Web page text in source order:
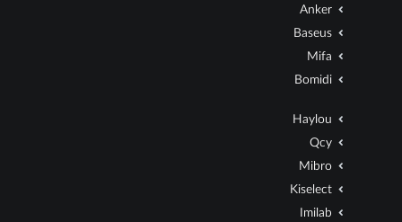
Anker
Baseus
Mifa
Bomidi
Haylou
Qcy
Mibro
Kiselect
Imilab